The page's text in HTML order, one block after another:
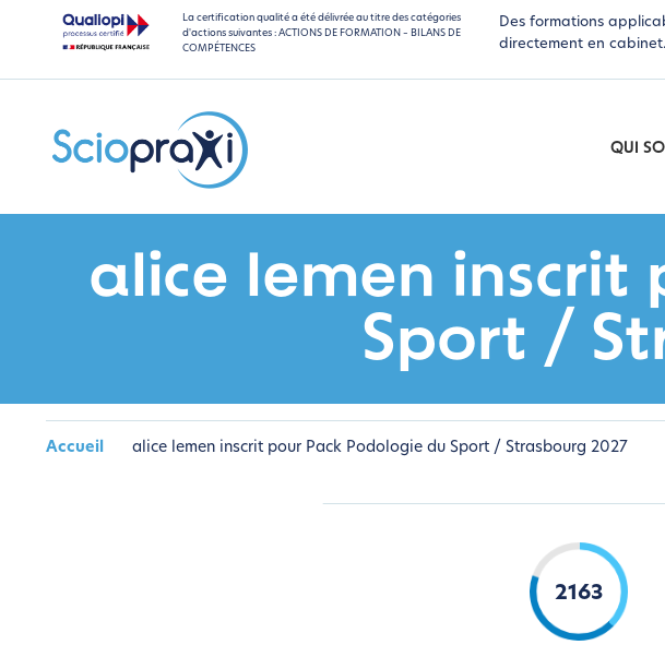
La certification qualité a été délivrée au titre des catégories
d'actions suivantes : ACTIONS DE FORMATION – BILANS DE
COMPÉTENCES
Des formations
directement en cabinet.
QUI
alice lemen inscrit
Sport /
Accueil alice lemen inscrit pour Pack Podologie du Sport / Strasbourg 2027
2163